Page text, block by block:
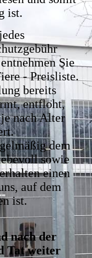
ist.
Sie
- Preisliste.
bereits
entfloht,
nach Alter
dem
sowie
einen
auf dem
ist.
nach der
Tat weiter